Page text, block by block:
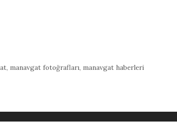
, manavgat fotoğrafları, manavgat haberleri